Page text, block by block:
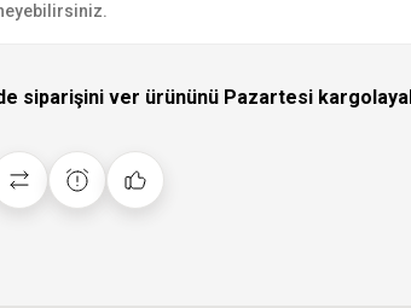
siparişini ver ürününü Pazartesi